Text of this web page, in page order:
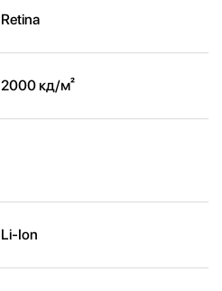
Retina
2000 кд/ м²
Li-Ion